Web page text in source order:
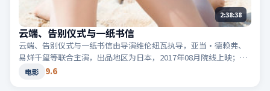
2:38:38
云端、告别仪式与一纸书信
云端、告别仪式与一纸书信由导演维伦纽瓦执导，亚当·德赖弗、
易烊千玺等联合主演，出品地区为日本，2017年08月院线上映；类
型定位为电影·喜剧，轻快节奏与生活化笑点。适合检索「日本喜
电影 9.6